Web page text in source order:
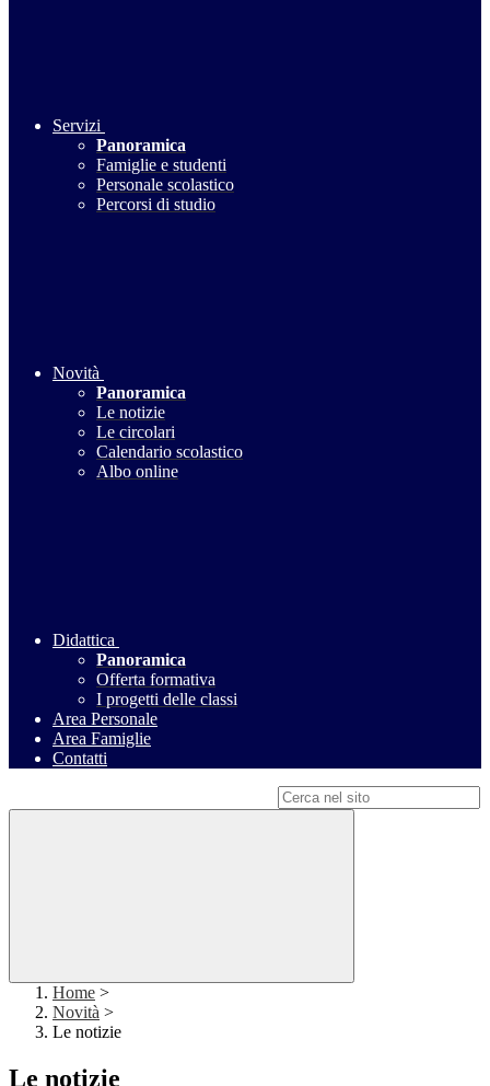
Servizi
Panoramica
Famiglie e studenti
Personale scolastico
Percorsi di studio
Novità
Panoramica
Le notizie
Le circolari
Calendario scolastico
Albo online
Didattica
Panoramica
Offerta formativa
I progetti delle classi
Area Personale
Area Famiglie
Contatti
Home >
Novità >
Le notizie
Le notizie